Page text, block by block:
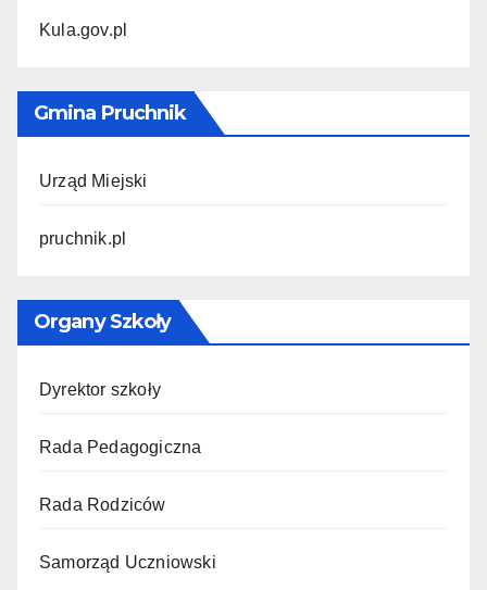
Kula.gov.pl
Gmina Pruchnik
Urząd Miejski
pruchnik.pl
Organy Szkoły
Dyrektor szkoły
Rada Pedagogiczna
Rada Rodziców
Samorząd Uczniowski